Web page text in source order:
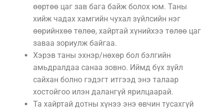
өөртөө цаг зав бага байж болох юм. Таны
хийж чадах хамгийн чухал зүйлсийн нэг
өөрийнхөө төлөө, хайртай хүнийхээ төлөө цаг
заваа зориулж байгаа.
Хэрэв таны эхнэр/нөхөр бол бэлгийн
амьдралдаа санаа зовно. Иймд бүх зүйл
сайхан болно гэдэгт итгээд энэ талаар
хостойгоо илэн далангүй ярилцаарай.
Та хайртай дотны хүнээ энэ өвчин тусахгүй